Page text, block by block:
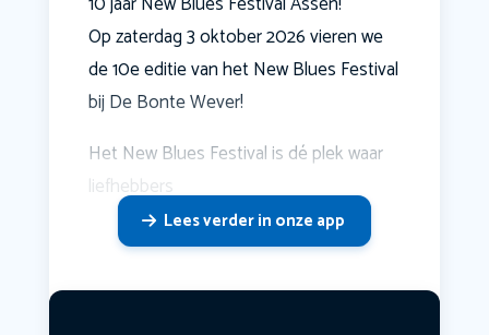
Op zaterdag 3 oktober 2026 vieren we
de 10e editie van het New Blues Festival
bij De Bonte Wever!
Het New Blues Festival is dé plek waar
liefhebbers
Lees verder in onze app